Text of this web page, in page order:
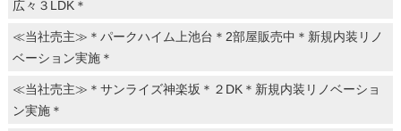
広々３LDK＊
≪当社売主≫＊パークハイム上池台＊2部屋販売中＊新規内装リノ
ベーション実施＊
≪当社売主≫＊サンライズ神楽坂＊２DK＊新規内装リノベーショ
ン実施＊